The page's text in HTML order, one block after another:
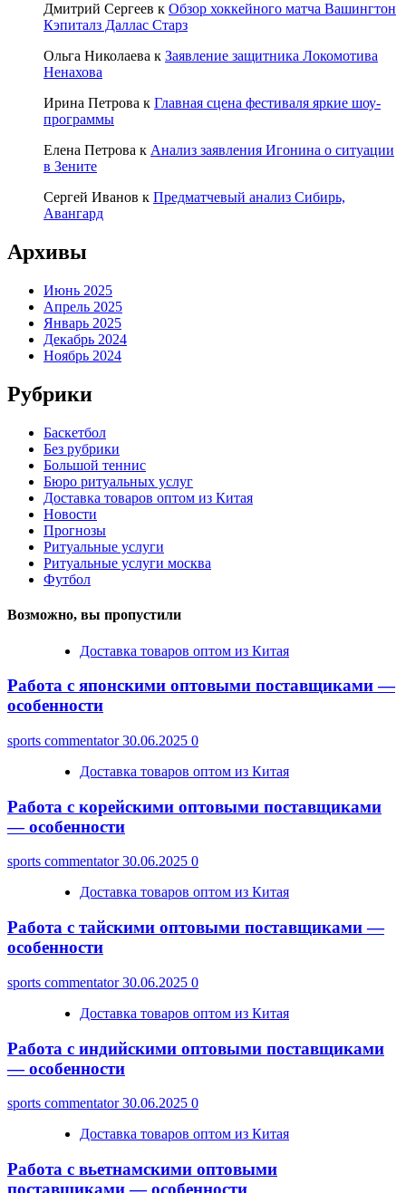
Дмитрий Сергеев к Обзор хоккейного матча Вашингтон
Кэпиталз Даллас Старз
Ольга Николаева к Заявление защитника Локомотива
Ненахова
Ирина Петрова к Главная сцена фестиваля яркие шоу-
программы
Елена Петрова к Анализ заявления Игонина о ситуации
в Зените
Сергей Иванов к Предматчевый анализ Сибирь,
Авангард
Архивы
Июнь 2025
Апрель 2025
Январь 2025
Декабрь 2024
Ноябрь 2024
Рубрики
Баскетбол
Без рубрики
Большой теннис
Бюро ритуальных услуг
Доставка товаров оптом из Китая
Новости
Прогнозы
Ритуальные услуги
Ритуальные услуги москва
Футбол
Возможно, вы пропустили
Доставка товаров оптом из Китая
Работа с японскими оптовыми поставщиками —
особенности
sports commentator30.06.2025 0
Доставка товаров оптом из Китая
Работа с корейскими оптовыми поставщиками
— особенности
sports commentator30.06.2025 0
Доставка товаров оптом из Китая
Работа с тайскими оптовыми поставщиками —
особенности
sports commentator30.06.2025 0
Доставка товаров оптом из Китая
Работа с индийскими оптовыми поставщиками
— особенности
sports commentator30.06.2025 0
Доставка товаров оптом из Китая
Работа с вьетнамскими оптовыми
поставщиками — особенности